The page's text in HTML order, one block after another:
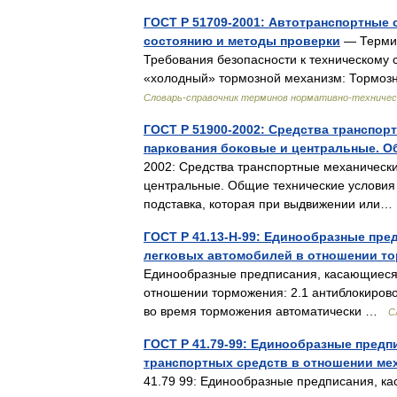
ГОСТ Р 51709-2001: Автотранспортные
состоянию и методы проверки —
Требования безопасности к
«холодный» тормозной механизм:
Словарь-справочник терминов нормативно-
ГОСТ Р 51900-2002: Средства
паркования боковые и центральные.
2002: Средства транспортные
центральные. Общие технические
подставка, которая при выдвижении
ГОСТ Р 41.13-H-99: Единообразные
легковых автомобилей в отношении
Единообразные предписания,
отношении торможения: 2.1
во время торможения автоматически …
ГОСТ Р 41.79-99: Единообразные
транспортных средств в отношении
41.79 99: Единообразные предписания,